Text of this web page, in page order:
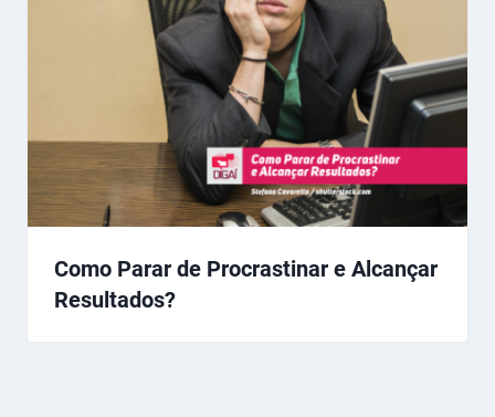
Como Parar de Procrastinar e Alcançar
Resultados?